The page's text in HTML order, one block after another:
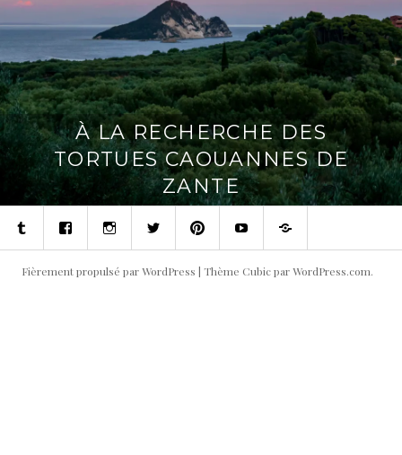
À LA RECHERCHE DES
TORTUES CAOUANNES DE
ZANTE
TumblrFacebookInstagramTwitterPinterestYoutubeContact
Fièrement propulsé par WordPress | Thème Cubic parWordPress.com.